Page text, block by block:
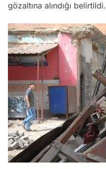
gözaltına alındığı belirtildi.